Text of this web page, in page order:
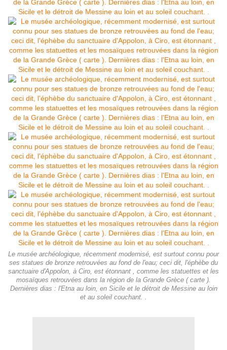
Le musée archéologique, récemment modernisé, est surtout connu pour
ses statues de bronze retrouvées au fond de l'eau; ceci dit, l'éphèbe du
sanctuaire d'Appolon, à Ciro, est étonnant , comme les statuettes et les
mosaïques retrouvées dans la région de la Grande Grèce ( carte ).
Dernières dias : l'Etna au loin, en Sicile et le détroit de Messine au loin
et au soleil couchant. .